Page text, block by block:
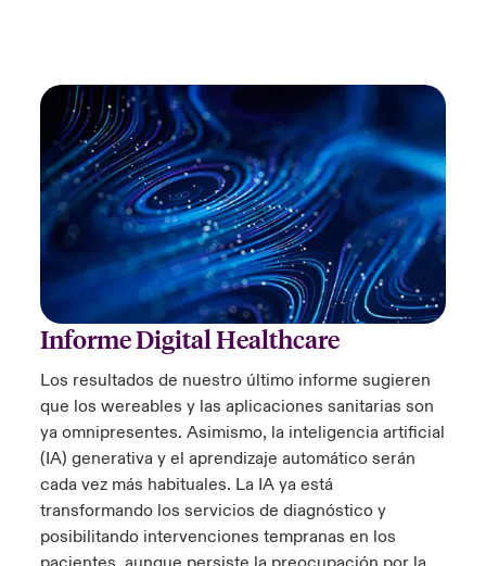
Informe Digital Healthcare
Los resultados de nuestro último informe sugieren
que los wereables y las aplicaciones sanitarias son
ya omnipresentes. Asimismo, la inteligencia artificial
(IA) generativa y el aprendizaje automático serán
cada vez más habituales. La IA ya está
transformando los servicios de diagnóstico y
posibilitando intervenciones tempranas en los